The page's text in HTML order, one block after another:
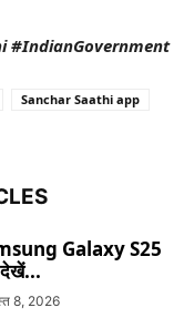
#IndianGovernment
Sanchar Saathi app
Galaxy S25
8, 2026